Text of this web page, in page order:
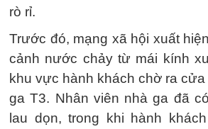
rò rỉ.
Trước đó, mạng xã hội xuất
cảnh nước chảy từ mái kính
khu vực hành khách chờ ra
ga T3. Nhân viên nhà ga đã
lau dọn, trong khi hành